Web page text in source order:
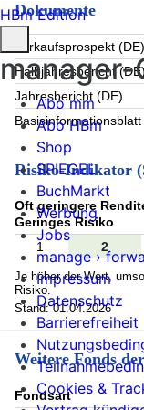
Dokumente
Verkaufsprospekt (DE)
Halbjahresbericht (DE)
Jahresbericht (DE)
Risiko-Indikator
Oft geringere
Geringes Risiko
1
2
Je höher der Wert,
Risiko.
Stand: 01.04.2026
Weitere Fonds
Fondsart
HBm Edition
manager-
Abo mm
Abo HBm
Shop
SPIEGEL
BuchMarkt
Werbung
Jobs
manage ›
Impressum
Datenschutz
Barrierefreiheit
Cookies &